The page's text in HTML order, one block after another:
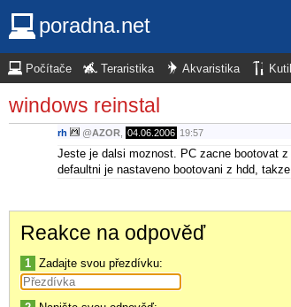
poradna.net
Počítače Teraristika Akvaristika
windows reinstal
rh @AZOR 04.06.2006 19:57
Jeste je dalsi moznost. PC zacne bootovat
defaultni je nastaveno bootovani z hdd,
Reakce na odpověď
1 Zadajte svou přezdívku: